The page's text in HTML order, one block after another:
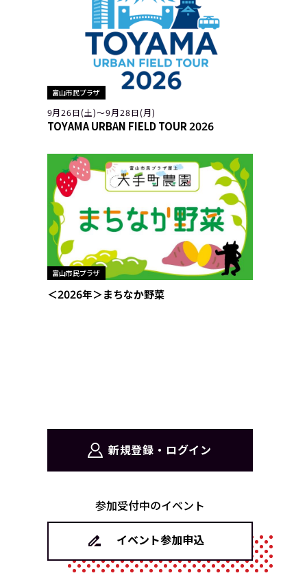
富山市民プラザ
9月26日(土)〜9月28日(月)
TOYAMA URBAN FIELD TOUR 2026
富山市民プラザ
＜2026年＞まちなか野菜
新規登録・ログイン
参加受付中のイベント
イベント参加申込